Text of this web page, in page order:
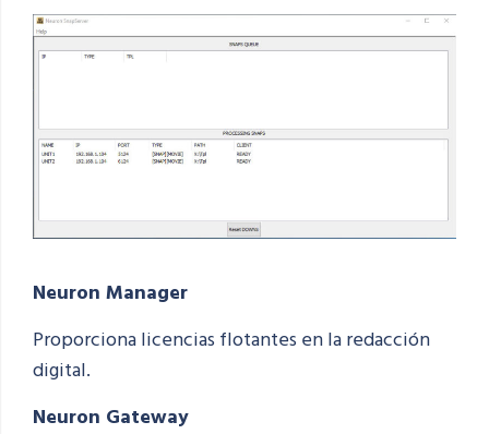
Neuron Manager
Proporciona licencias flotantes en la redacción
digital.
Neuron Gateway